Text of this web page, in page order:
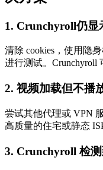
1. Crunchyroll仍显
清除 cookies，使用隐
进行测试。Crunchyroll
2. 视频加载但不播
尝试其他代理或 VPN
高质量的住宅或静态
3. Crunchyroll 检